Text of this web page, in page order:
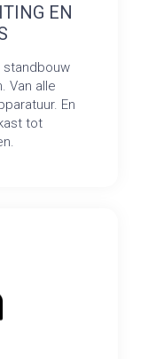
EN
standbouw
Van alle
En
tot